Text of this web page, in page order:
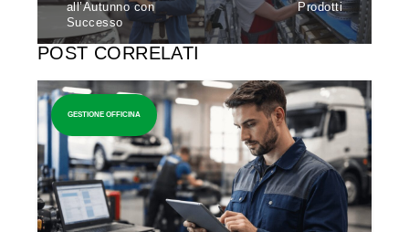
all’Autunno con
Successo
Prodotti
POST CORRELATI
GESTIONE OFFICINA